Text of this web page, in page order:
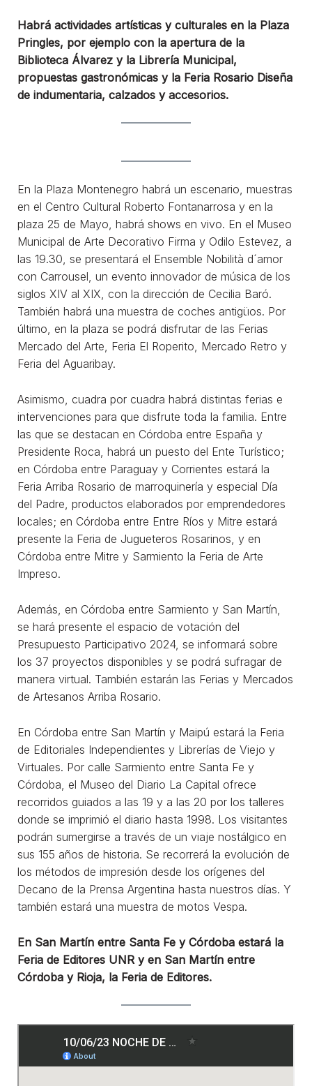
Habrá actividades artísticas y culturales en la Plaza
Pringles, por ejemplo con la apertura de la
Biblioteca Álvarez y la Librería Municipal,
propuestas gastronómicas y la Feria Rosario Diseña
de indumentaria, calzados y accesorios.
En la Plaza Montenegro habrá un escenario, muestras
en el Centro Cultural Roberto Fontanarrosa y en la
plaza 25 de Mayo, habrá shows en vivo. En el Museo
Municipal de Arte Decorativo Firma y Odilo Estevez, a
las 19.30, se presentará el Ensemble Nobilità d´amor
con Carrousel, un evento innovador de música de los
siglos XIV al XIX, con la dirección de Cecilia Baró.
También habrá una muestra de coches antigüos. Por
último, en la plaza se podrá disfrutar de las Ferias
Mercado del Arte, Feria El Roperito, Mercado Retro y
Feria del Aguaribay.
Asimismo, cuadra por cuadra habrá distintas ferias e
intervenciones para que disfrute toda la familia. Entre
las que se destacan en Córdoba entre España y
Presidente Roca, habrá un puesto del Ente Turístico;
en Córdoba entre Paraguay y Corrientes estará la
Feria Arriba Rosario de marroquinería y especial Día
del Padre, productos elaborados por emprendedores
locales; en Córdoba entre Entre Ríos y Mitre estará
presente la Feria de Jugueteros Rosarinos, y en
Córdoba entre Mitre y Sarmiento la Feria de Arte
Impreso.
Además, en Córdoba entre Sarmiento y San Martín,
se hará presente el espacio de votación del
Presupuesto Participativo 2024, se informará sobre
los 37 proyectos disponibles y se podrá sufragar de
manera virtual. También estarán las Ferias y Mercados
de Artesanos Arriba Rosario.
En Córdoba entre San Martín y Maipú estará la Feria
de Editoriales Independientes y Librerías de Viejo y
Virtuales. Por calle Sarmiento entre Santa Fe y
Córdoba, el Museo del Diario La Capital ofrece
recorridos guiados a las 19 y a las 20 por los talleres
donde se imprimió el diario hasta 1998. Los visitantes
podrán sumergirse a través de un viaje nostálgico en
sus 155 años de historia. Se recorrerá la evolución de
los métodos de impresión desde los orígenes del
Decano de la Prensa Argentina hasta nuestros días. Y
también estará una muestra de motos Vespa.
En San Martín entre Santa Fe y Córdoba estará la
Feria de Editores UNR y en San Martín entre
Córdoba y Rioja, la Feria de Editores.